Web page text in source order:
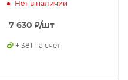
Нет в наличии
7 630 ₽/шт
+ 381 на счет